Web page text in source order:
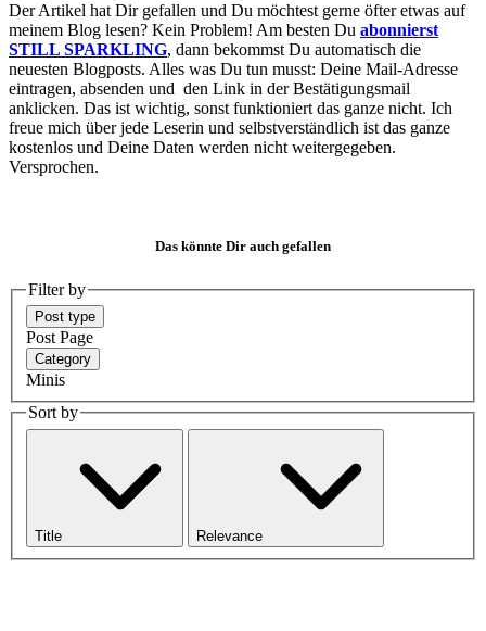
Der Artikel hat Dir gefallen und Du möchtest gerne öfter etwas auf
meinem Blog lesen? Kein Problem! Am besten Du abonnierst
STILL SPARKLING, dann bekommst Du automatisch die
neuesten Blogposts. Alles was Du tun musst: Deine Mail-Adresse
eintragen, absenden und den Link in der Bestätigungsmail
anklicken. Das ist wichtig, sonst funktioniert das ganze nicht. Ich
freue mich über jede Leserin und selbstverständlich ist das ganze
kostenlos und Deine Daten werden nicht weitergegeben.
Versprochen.
Das könnte Dir auch gefallen
Filter by
Post type
Post Page
Category
Minis
Sort by
Title Relevance